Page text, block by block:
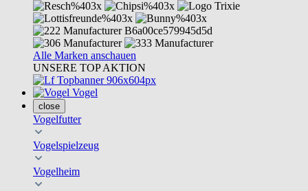
Alle Marken anschauen
UNSERE TOP AKTION
Vogel
close
Vogelfutter
Vogelspielzeug
Vogelheim